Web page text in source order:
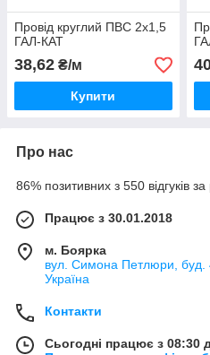
Провід круглий ПВС 2х1,5
ГАЛ-КАТ
38,62 ₴/м
Купити
Про нас
86% позитивних з 550 відгуків за
Працює з 30.01.2018
м. Боярка
вул. Симона Петлюри, буд.
Україна
Контакти
Сьогодні працює з 08:30